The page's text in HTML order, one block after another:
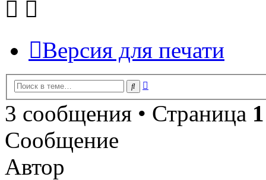
Версия для печати
Поиск
3 сообщения • Страница 1
Сообщение
Автор